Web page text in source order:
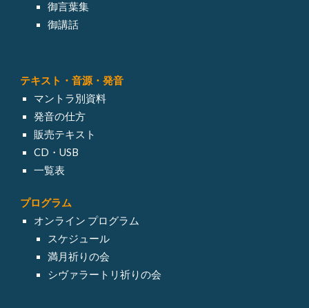
御言葉集
御講話
テキスト・音源・発音
マントラ別資料
発音の仕方
販売テキスト
CD・USB
一覧表
プログラム
オンライン プログラム
スケジュール
満月祈りの会
シヴァラートリ祈りの会